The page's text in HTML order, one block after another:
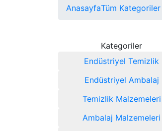
AnasayfaTüm Kategoriler
Kategoriler
Endüstriyel Temizlik
Endüstriyel Ambalaj
Temizlik Malzemeleri
Ambalaj Malzemeleri